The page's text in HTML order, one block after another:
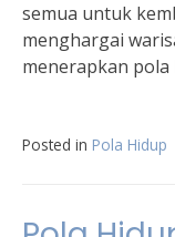
semua untuk
menghargai
menerapkan
Posted in Pola Hidup